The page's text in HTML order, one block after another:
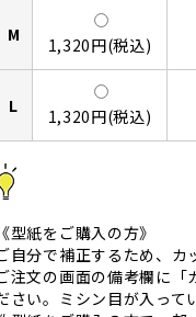
M 1,320円(税込)
L 1,320円(税込)
《型紙をご購入の方》
自分で補正するため、
注文の画面の備考欄に「
さい。ミシン目が入って